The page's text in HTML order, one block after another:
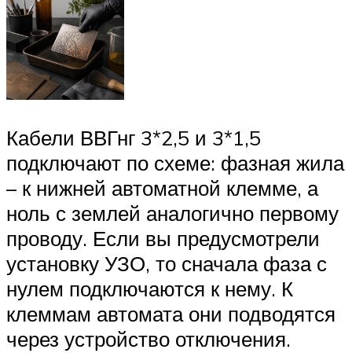
Кабели ВВГнг 3*2,5 и 3*1,5
подключают по схеме: фазная жила
– к нижней автоматной клемме, а
ноль с землей аналогично первому
проводу. Если вы предусмотрели
установку УЗО, то сначала фаза с
нулем подключаются к нему. К
клеммам автомата они подводятся
через устройство отключения.